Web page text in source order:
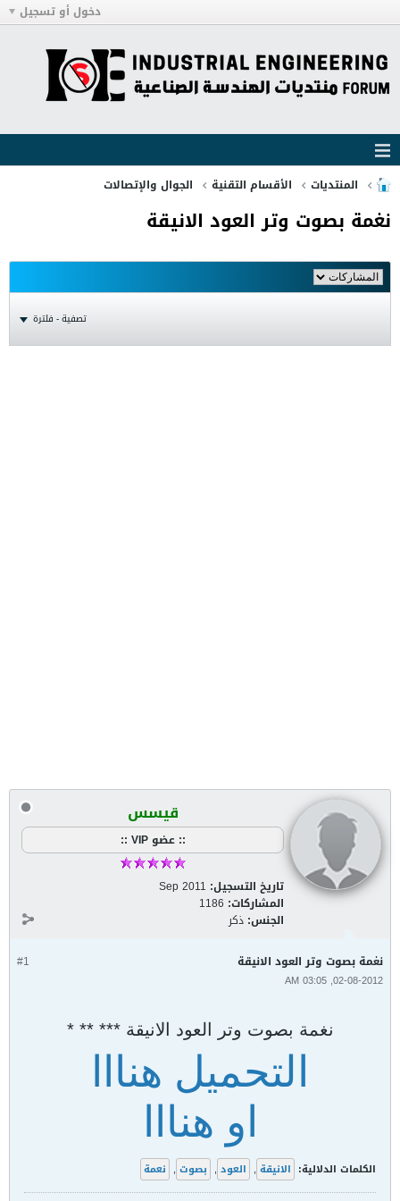
دخول أو تسجيل
المنتديات الأقسام التقنية الجوال والإتصالات
نغمة بصوت وتر العود الانيقة
تصفية - فلترة
قيسس
:: عضو VIP ::
تاريخ التسجيل: Sep 2011
المشاركات: 1186
الجنس: ذكر
#1 نغمة بصوت وتر العود الانيقة
02-08-2012, 03:05 AM
نغمة بصوت وتر العود الانيقة *** ** *
التحميل هنااا
او هنااا
الكلمات الدلالية: الانيقة , العود , بصوت , نعمة